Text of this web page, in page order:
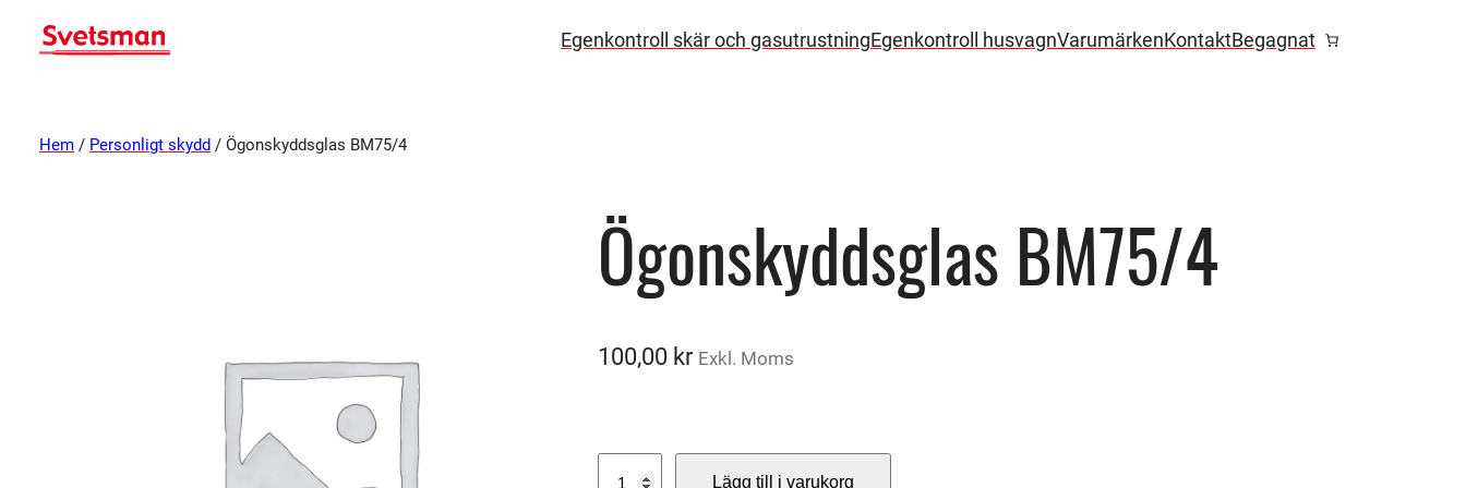
Egenkontroll skär och gasutrustningEgenkontroll husvagnVarumärkenKontaktBegagnat
Hem / Personligt skydd / Ögonskyddsglas BM75/4
Ögonskyddsglas BM75/4
100,00 kr Exkl. Moms
Lägg till i varukorg